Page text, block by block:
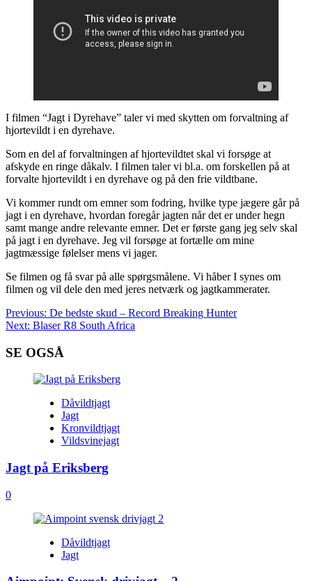
I filmen “Jagt i Dyrehave” taler vi med skytten om forvaltning af
hjortevildt i en dyrehave.
Som en del af forvaltningen af hjortevildtet skal vi forsøge at
afskyde en ringe dåkalv. I filmen taler vi bl.a. om forskellen på at
forvalte hjortevildt i en dyrehave og på den frie vildtbane.
Vi kommer rundt om emner som fodring, hvilke type jægere går på
jagt i en dyrehave, hvordan foregår jagten når det er under hegn
samt mange andre relevante emner. Det er første gang jeg selv skal
på jagt i en dyrehave. Jeg vil forsøge at fortælle om mine
jagtmæssige følelser mens vi jager.
Se filmen og få svar på alle spørgsmålene. Vi håber I synes om
filmen og vil dele den med jeres netværk og jagtkammerater.
Post
navigation
Previous: De bedste skud – Record Breaking Hunter
Next: Blaser R8 South Africa
SE OGSÅ
Dåvildtjagt
Jagt
Kronvildtjagt
Vildsvinejagt
Jagt på Eriksberg
0
Dåvildtjagt
Jagt